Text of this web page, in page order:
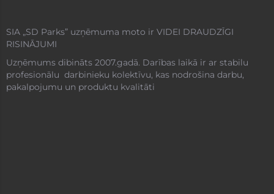
SIA „SD Parks” uzņēmuma moto ir VIDEI DRAUDZĪGI
RISINĀJUMI
Uzņēmums dibināts 2007.gadā. Darības laikā ir ar stabilu
profesionālu darbinieku kolektīvu, kas nodrošina darbu,
pakalpojumu un produktu kvalitāti